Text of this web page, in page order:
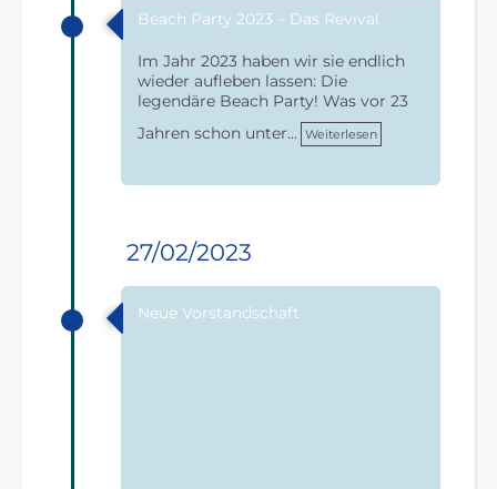
Beach Party 2023 – Das Revival
Im Jahr 2023 haben wir sie endlich
wieder aufleben lassen: Die
legendäre Beach Party! Was vor 23
Jahren schon unter… Weiterlesen
27/02/2023
Neue Vorstandschaft